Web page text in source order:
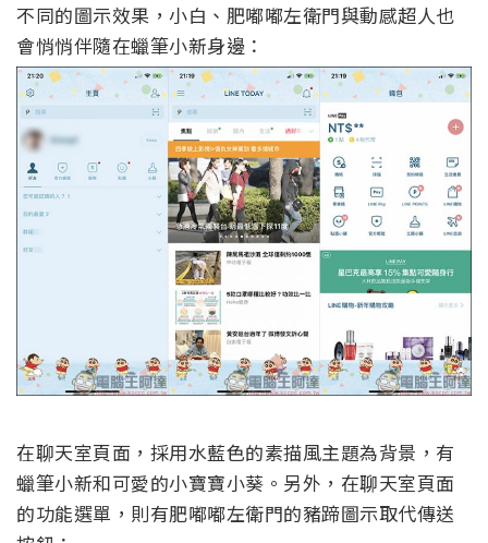
不同的圖示效果，小白、肥嘟嘟左衛門與動感超人也
會悄悄伴隨在蠟筆小新身邊：
在聊天室頁面，採用水藍色的素描風主題為背景，有
蠟筆小新和可愛的小寶寶小葵。另外，在聊天室頁面
的功能選單，則有肥嘟嘟左衛門的豬蹄圖示取代傳送